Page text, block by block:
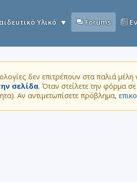
Υλικό Forums
δεν επιτρέπουν στα παλιά
σελίδα. Όταν στείλετε την φόρμα
Αν αντιμετωπίσετε πρόβλημα,